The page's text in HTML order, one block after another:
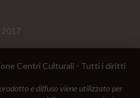
2017
Centri Culturali - Tutti i diritti
e diffuso viene utilizzato per